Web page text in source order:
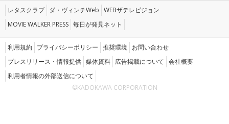
レタスクラブ ダ・ヴィンチWeb WEBザテレビジョン
MOVIE WALKER PRESS 毎日が発見ネット
利用規約 プライバシーポリシー 推奨環境 お問い合わせ
プレスリリース・情報提供 媒体資料 広告掲載について 会社概要
利用者情報の外部送信について
©KADOKAWA CORPORATION